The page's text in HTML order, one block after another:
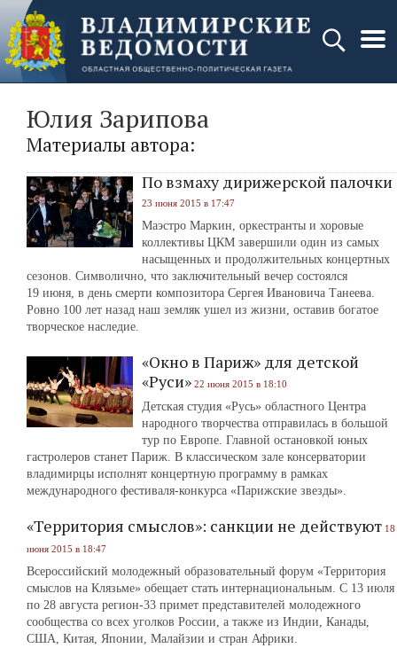
Юлия Зарипова
Материалы автора:
По взмаху дирижерской палочки
23 июня 2015 в 17:47
Маэстро Маркин, оркестранты и хоровые
коллективы ЦКМ завершили один из самых
насыщенных и продолжительных концертных
сезонов. Символично, что заключительный вечер состоялся
19 июня, в день смерти композитора Сергея Ивановича Танеева.
Ровно 100 лет назад наш земляк ушел из жизни, оставив богатое
творческое наследие.
«Окно в Париж» для детской
«Руси» 22 июня 2015 в 18:10
Детская студия «Русь» областного Центра
народного творчества отправилась в большой
тур по Европе. Главной остановкой юных
гастролеров станет Париж. В классическом зале консерватории
владимирцы исполнят концертную программу в рамках
международного фестиваля-конкурса «Парижские звезды».
«Территория смыслов»: санкции не действуют 18
июня 2015 в 18:47
Всероссийский молодежный образовательный форум «Территория
смыслов на Клязьме» обещает стать интернациональным. С 13 июля
по 28 августа регион-33 примет представителей молодежного
сообщества со всех уголков России, а также из Индии, Канады,
США, Китая, Японии, Малайзии и стран Африки.